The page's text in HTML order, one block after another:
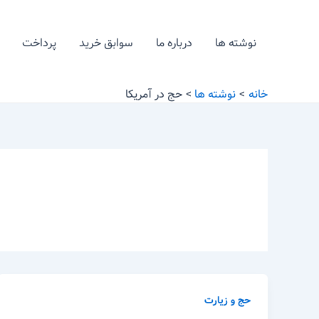
نوشته ها درباره ما سوابق خرید پرداخت
خانه نوشته ها حج در آمریکا
حج و زیارت